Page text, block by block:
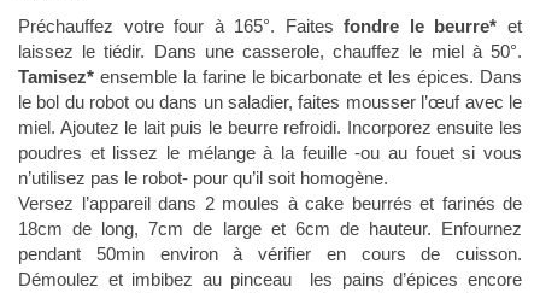
Préchauffez votre four à 165°. Faitesfondre le beurre* et
laissez le tiédir. Dans une casserole, chauffez le miel à 50°.
Tamisez* ensemble la farine le bicarbonate et les épices. Dans
le bol du robot ou dans un saladier, faites mousser l’œuf avec le
miel. Ajoutez le lait puis le beurre refroidi. Incorporez ensuite les
poudres et lissez le mélange à la feuille -ou au fouet si vous
n’utilisez pas le robot- pour qu’il soit homogène.
Versez l’appareil dans 2 moules à cake beurrés et farinés de
18cm de long, 7cm de large et 6cm de hauteur. Enfournez
pendant 50min environ à vérifier en cours de cuisson.
Démoulez et imbibez au pinceau les pains d’épices encore